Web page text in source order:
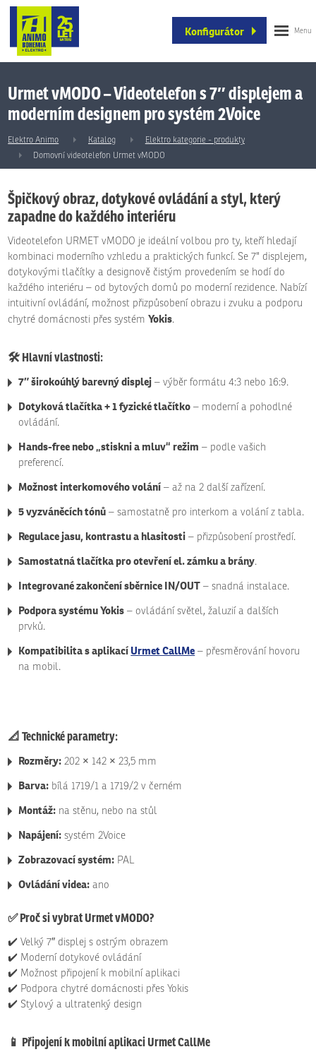
Konfigurátor
Urmet vMODO – Videotelefon s 7″ displejem a
moderním designem pro systém 2Voice
Elektro Animo Katalog
Elektro kategorie - produkty
Domovní videotelefon Urmet vMODO
Špičkový obraz, dotykové ovládání a styl, který
zapadne do každého interiéru
Videotelefon URMET vMODO je ideální volbou pro ty, kteří hledají
kombinaci moderního vzhledu a praktických funkcí. Se 7" displejem,
dotykovými tlačítky a designově čistým provedením se hodí do
každého interiéru – od bytových domů po moderní rezidence. Nabízí
intuitivní ovládání, možnost přizpůsobení obrazu i zvuku a podporu
chytré domácnosti přes systémYokis.
🛠️Hlavní vlastnosti:
7″ širokoúhlý barevný displej – výběr formátu 4:3 nebo 16:9.
Dotyková tlačítka + 1 fyzické tlačítko – moderní a pohodlné
ovládání.
Hands-free nebo „stiskni a mluv“ režim – podle vašich
preferencí.
Možnost interkomového volání – až na 2 další zařízení.
5 vyzváněcích tónů – samostatně pro interkom a volání z tabla.
Regulace jasu, kontrastu a hlasitosti – přizpůsobení prostředí.
Samostatná tlačítka pro otevření el. zámku a brány.
Integrované zakončení sběrnice IN/OUT – snadná instalace.
Podpora systému Yokis – ovládání světel, žaluzií a dalších
prvků.
Kompatibilita s aplikací Urmet CallMe – přesměrování hovoru
na mobil.
📐Technické parametry:
Rozměry: 202 × 142 × 23,5 mm
Barva: bílá 1719/1 a 1719/2 v černém
Montáž: na stěnu, nebo na stůl
Napájení: systém 2Voice
Zobrazovací systém: PAL
Ovládání videa: ano
✅Proč si vybrat Urmet vMODO?
✔️ Velký 7″ displej s ostrým obrazem
✔️ Moderní dotykové ovládání
✔️ Možnost připojení k mobilní aplikaci
✔️ Podpora chytré domácnosti přes Yokis
✔️ Stylový a ultratenký design
📱 Připojení k mobilní aplikaci Urmet CallMe